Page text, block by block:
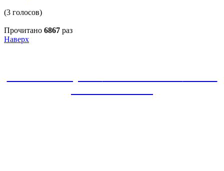
(3 голосов)
Прочитано 6867 раз
Наверх